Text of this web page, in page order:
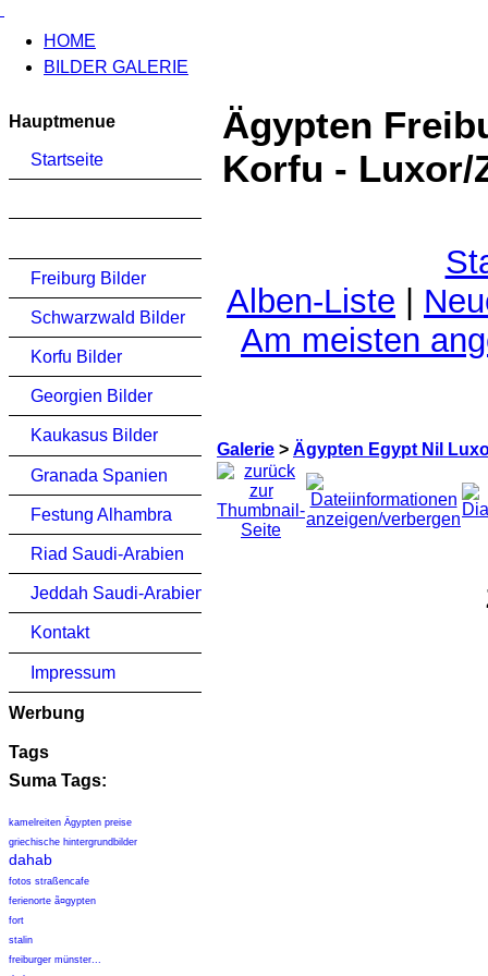
HOME
BILDER GALERIE
Hauptmenue
Startseite
Freiburg Bilder
Schwarzwald Bilder
Korfu Bilder
Georgien Bilder
Kaukasus Bilder
Granada Spanien
Festung Alhambra
Riad Saudi-Arabien
Jeddah Saudi-Arabien
Kontakt
Impressum
Werbung
Tags
Suma Tags:
kamelreiten Ägypten preise
griechische hintergrundbilder
dahab
fotos straßencafe
ferienorte ã¤gypten
fort
stalin
freiburger münster...
Ägypten
Korfu - Luxor/
Alben-Liste
Am meisten
Galerie > Ägypten Egypt Nil